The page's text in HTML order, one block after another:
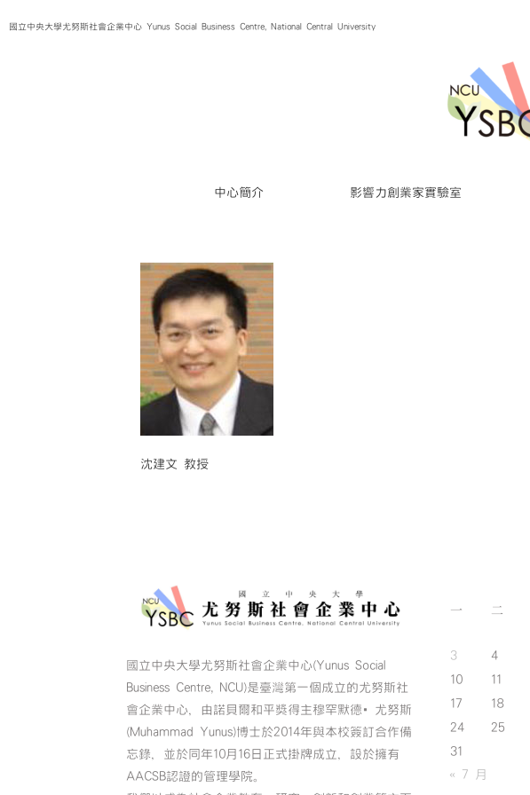
to國立中央大學尤努斯社會企業中心 Yunus Social Business Centre, National Central University
中心簡介 影響力創業家實驗室
沈建文 教授
國立中央大學尤努斯社會企業中心(Yunus Social
Business Centre, NCU)是臺灣第一個成立的尤努斯社
會企業中心，由諾貝爾和平獎得主穆罕默德•尤努斯
(Muhammad Yunus)博士於2014年與本校簽訂合作備
忘錄，並於同年10月16日正式掛牌成立，設於擁有
AACSB認證的管理學院。
一 二
3
4
10
11
17
18
24
25
31
« 7 月